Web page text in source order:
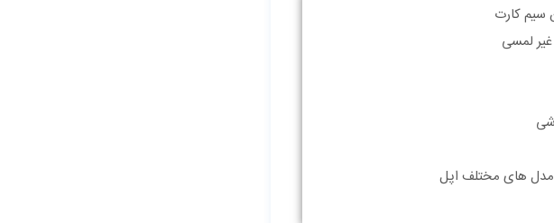
سیم کارت
لمسی
های مختلف اپل